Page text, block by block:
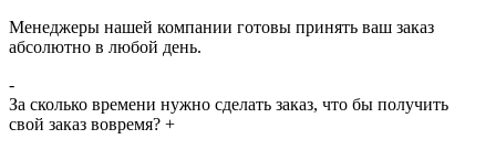
Менеджеры нашей компании готовы принять ваш заказ
абсолютно в любой день.
-
За сколько времени нужно сделать заказ, что бы получить
свой заказ вовремя? +